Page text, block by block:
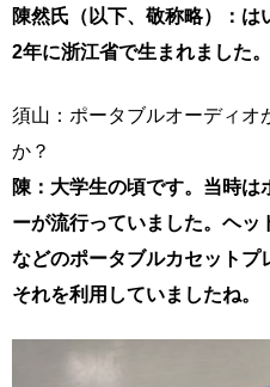
陳然氏（以下、敬称略）：
2年に浙江省で生まれました。
須山：ポータブルオーディオ
か？
陳：大学生の頃です。当時
ーが流行っていました。ヘッ
などのポータブルカセットプ
それを利用していましたね。